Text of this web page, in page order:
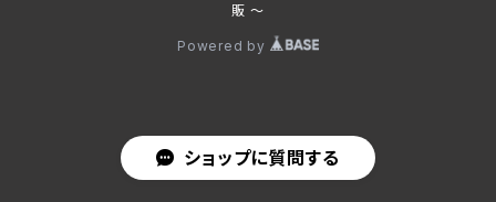
販 ～
Powered by
ショップに質問する